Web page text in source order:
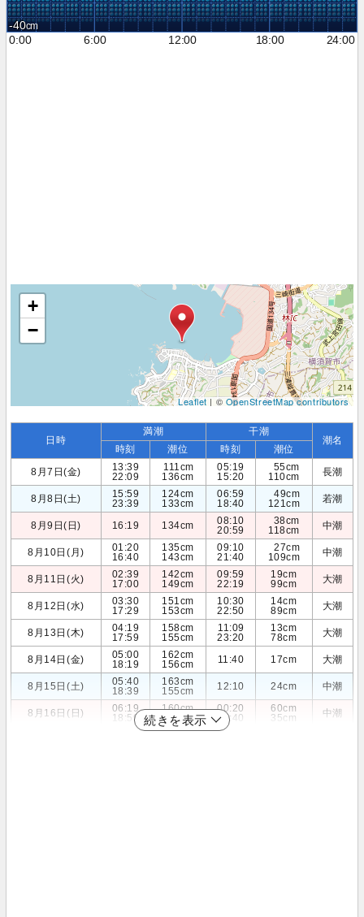
-40
0:00
6:00 12:00 18:00 24:00
+
−
Leaflet| ©OpenStreetMap contributors
日時
満潮 干潮
潮名
時刻 潮位 時刻
潮位
8月7日(金)
13:39
22:09
111cm
136cm
05:19
15:20
55cm
110cm
長潮
8月8日(土)
15:59
23:39
124cm
133cm
06:59
18:40
49cm
121cm
若潮
8月9日(日) 16:19 134cm
08:10
20:59
38cm
118cm
中潮
8月10日(月)
01:20
16:40
135cm
143cm
09:10
21:40
27cm
109cm
中潮
8月11日(火)
02:39
17:00
142cm
149cm
09:59
22:19
19cm
99cm
大潮
8月12日(水)
03:30
17:29
151cm
153cm
10:30
22:50
14cm
89cm
大潮
8月13日(木)
04:19
17:59
158cm
155cm
11:09
23:20
13cm
78cm
大潮
8月14日(金)
05:00
18:19
162cm
156cm
11:40 17cm 大潮
8月15日(土)
05:40
18:39
163cm
155cm
12:10 24cm 中潮
8月16日(日)
06:19
18:59
160cm
155cm
00:20
12:40
60cm
35cm
中潮
続きを表示